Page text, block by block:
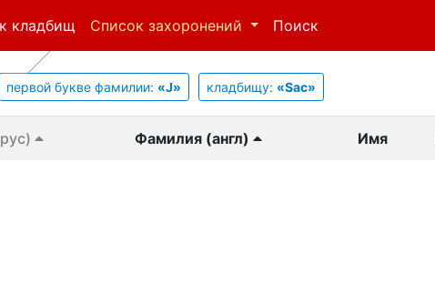
кладбищ Список захоронений Поиск
первой букве фамилии: «J» кладбищу: «Sac»
Фамилия (англ) Имя